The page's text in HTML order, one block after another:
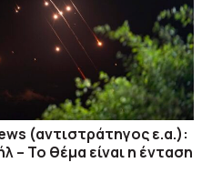
(αντιστράτηγος ε.α.):
– Το θέμα είναι η ένταση